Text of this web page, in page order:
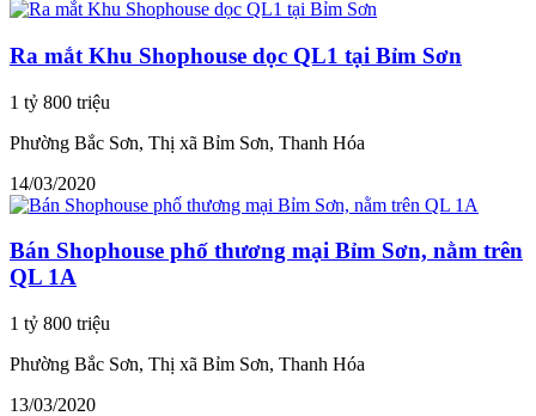
Ra mắt Khu Shophouse dọc QL1 tại Bỉm Sơn
1 tỷ 800 triệu
Phường Bắc Sơn, Thị xã Bỉm Sơn, Thanh Hóa
14/03/2020
Bán Shophouse phố thương mại Bỉm Sơn, nằm trên
QL 1A
1 tỷ 800 triệu
Phường Bắc Sơn, Thị xã Bỉm Sơn, Thanh Hóa
13/03/2020